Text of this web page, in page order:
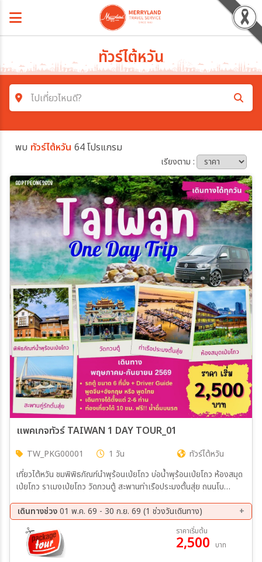
ทัวร์ไต้หวัน
ไปเที่ยวไหนดี?
ค้นหาโปรแกรมทัวร์
โซน
ประเทศ
เมือง
สายการบิน
ตั้งแต่วันที่
ถึงวันที่
เฉพาะเดือน
เฉพาะเทศกาล
พบ ทัวร์ไต้หวัน 64 โปรแกรม
เรียงตาม :
แพคเกจทัวร์ TAIWAN 1 DAY TOUR_01
TW_PKG00001 1 วัน
ทัวร์ไต้หวัน
เที่ยวไต้หวัน ชมพิพิธภัณฑ์นำพุร้อนเป่ยโถว บ่อน้ำพุร้อนเป่ยโถว ห้องสมุด
เป่ยโถว ราเมงเป่ยโถว วัดกวนตู้ สะพานท่าเรือประมงตั้นสุ่ย ถนนโบ
เดินทางช่วง01 พ.ค. 69 - 30 ก.ย. 69 (1 ช่วงวันเดินทาง)
ราคาเริ่มต้น
2,500 บาท